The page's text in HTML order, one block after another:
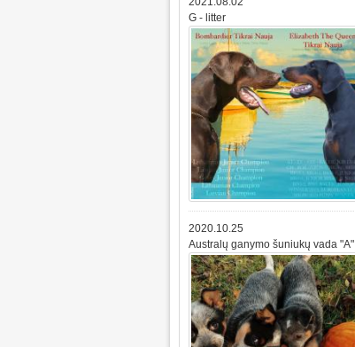
G - litter
2020.10.25
Australų ganymo šuniukų vada "A"